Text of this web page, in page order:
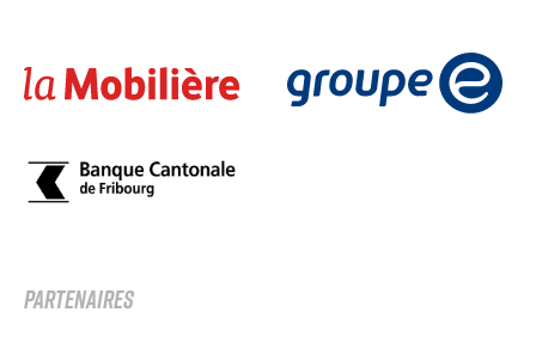
PARTENAIRES